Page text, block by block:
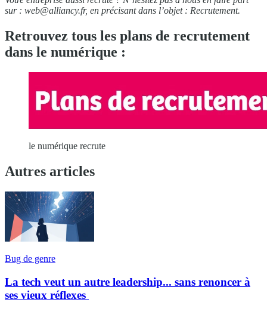
sur : web@alliancy.fr, en précisant dans l’objet : Recrutement.
Retrouvez tous les plans de recrutement
dans le numérique :
le numérique recrute
Autres articles
Bug de genre
La tech veut un autre leadership... sans renoncer à
ses vieux réflexes